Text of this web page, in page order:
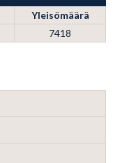
Yleisömäärä
7418